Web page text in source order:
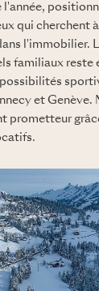
qui cherchent
l'immobilier.
familiaux reste
et Genève.
prometteur